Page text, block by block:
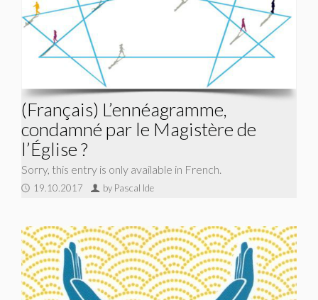
(Français) L’ennéagramme,
condamné par le Magistère de
l’Église ?
Sorry, this entry is only available in French.
19.10.2017 by Pascal Ide